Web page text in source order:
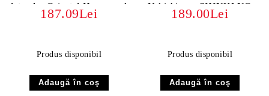
lateral – Oriental Hammered
Glass 300 ml
187.09Lei
Produs disponibil
Yakishime - SHINKI NO
KAGAYAKI (Stralucirea
189.00Lei
Produs disponibil